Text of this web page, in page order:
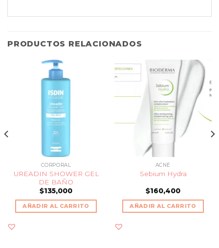
PRODUCTOS RELACIONADOS
CORPORAL
UREADIN SHOWER GEL
DE BAÑO
$135,000
AÑADIR AL CARRITO
ACNÉ
Sebium Hydra
$160,400
AÑADIR AL CARRITO